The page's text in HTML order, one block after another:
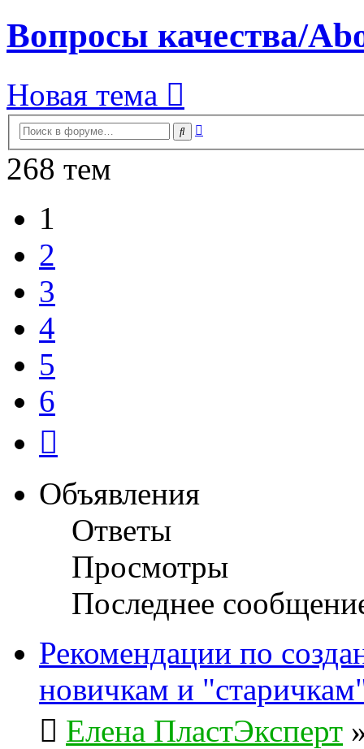
Вопросы качества/
Новая тема
Поиск
268 тем
1
2
3
4
5
6
Объявления
Ответы
Просмотры
Последнее
Рекомендации по
новичкам и
Елена ПластЭксперт